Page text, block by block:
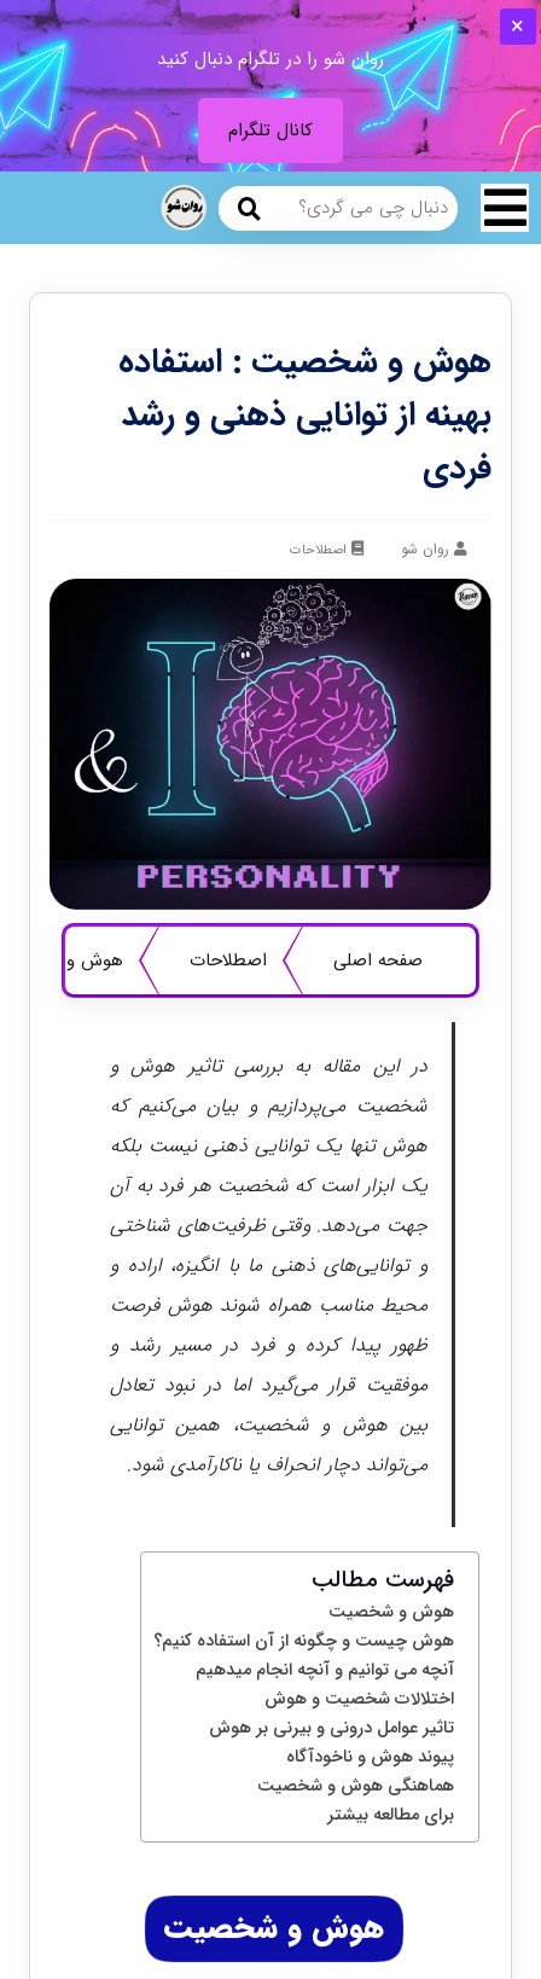
روان شو را در تلگرام دنبال کنید
کانال تلگرام
هوش و شخصیت : استفاده
بهینه از توانایی ذهنی و رشد
فردی
روان شو اصطلاحات
صفحه اصلی اصطلاحات هوش و شخصیت :
در این مقاله به بررسی تاثیر هوش و
شخصیت می‌پردازیم و بیان می‌کنیم که
هوش تنها یک توانایی ذهنی نیست بلکه
یک ابزار است که شخصیت هر فرد به آن
جهت می‌دهد. وقتی ظرفیت‌های شناختی
و توانایی‌های ذهنی ما با انگیزه، اراده و
محیط مناسب همراه شوند هوش فرصت
ظهور پیدا کرده و فرد در مسیر رشد و
موفقیت قرار می‌گیرد اما در نبود تعادل
بین هوش و شخصیت، همین توانایی
می‌تواند دچار انحراف یا ناکارآمدی شود.
فهرست مطالب
هوش و شخصیت
هوش چیست و چگونه از آن استفاده کنیم؟
آنچه می توانیم و آنچه انجام میدهیم
اختلالات شخصیت و هوش
تاثیر عوامل درونی و بیرنی بر هوش
پیوند هوش و ناخودآگاه
هماهنگی هوش و شخصیت
برای مطالعه بیشتر
هوش و شخصیت